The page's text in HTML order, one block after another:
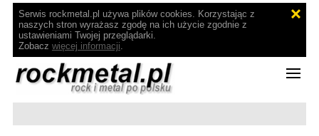
Serwis rockmetal.pl używa plików cookies. Korzystając z
naszych stron wyrażasz zgodę na ich użycie zgodnie z
ustawieniami Twojej przeglądarki.
Zobacz więcej informacji.